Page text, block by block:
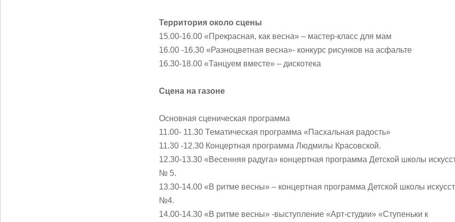
Территория около сцены
15.00-16.00 «Прекрасная, как весна» – мастер-класс для мам
16.00 -16.30 «Разноцветная весна»- конкурс рисунков на асфальте
16.30-18.00 «Танцуем вместе» – дискотека
Сцена на газоне
Основная сценическая программа
11.00- 11.30 Тематическая программа «Пасхальная радость»
11.30 -12.30 Концертная программа Людмилы Красовской.
12.30-13.30 «Весенняя радуга» концертная программа Детской школы
№ 5.
13.30-14.00 «В ритме весны» – концертная программа Детской школы
№4.
14.00-14.30 «В ритме весны» -выступление «Арт-студии» «Ступеньки к